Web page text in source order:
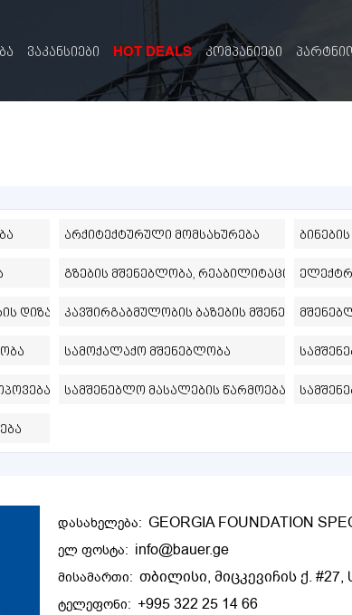
ვაკანსიები HOT DEALS კომპანიები
არქიტექტურული მომსახურება
გზების მშენებლობა, რეაბილიტაცია
დიზაინიკავშირგაბმულობის ბაზების მშენებლობა
სამოქალაქო მშენებლობა
სამშენებლო მასალების წარმოება
დასახელება: GEORGIA FOUNDATION
ელ ფოსტა: info@bauer.ge
მისამართი: თბილისი, მიცკევიჩის ქ.
ტელეფონი: +995 322 25 14 66